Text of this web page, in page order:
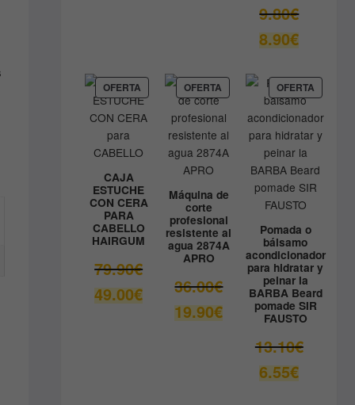
9.80€El
original
9.80€.
8.90€El
precio
es:
8.90€.
OFERTA PRODUCTO
EN
OFERTA
CAJA
ESTUCHE
CON CERA
PARA
CABELLO
HAIRGUM
79.90€El
original
49.00€El
precio
OFERTAPRODUCTO
EN
OFERTA
Máquina de
corte
profesional
resistente al
agua 2874A
APRO
36.00€El
precio
original
36.00€.
19.90€El
precio
19.90€.
OFERTA
EN
OFERTA
Pomada o
bálsamo
acondicionador
para hidratar y
peinar la
BARBA Beard
pomade SIR
FAUSTO
13.10€El
6.55€El
precio